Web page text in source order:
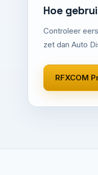
Hoe
Controleer
zet dan Auto
RFXCOM